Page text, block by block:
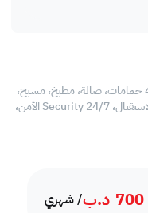
700 د.ب/ شهري
شقة للايجار في الجفير، مكونة من 3 غرف ماستر، 4 حمامات، صالة، مطبخ، مسبح،
الصالة الرياضية، ساونا، البخار، منطقة الألعاب، الاستقبال، Security 24/7 الأمن،